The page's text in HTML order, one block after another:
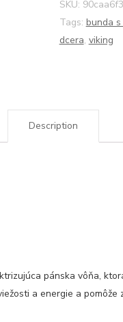
SKU:
Tags: bunda
dcera, viking
Description
pánska vôňa,
a energie a